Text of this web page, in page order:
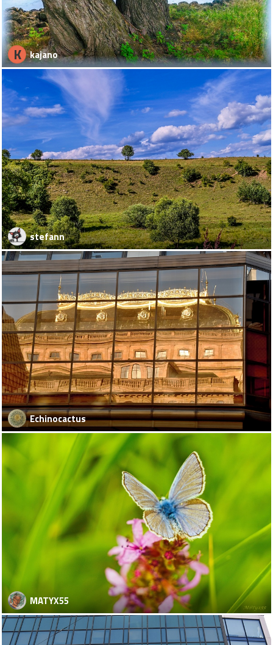
K kajano
stefann
Echinocactus
MATYX55